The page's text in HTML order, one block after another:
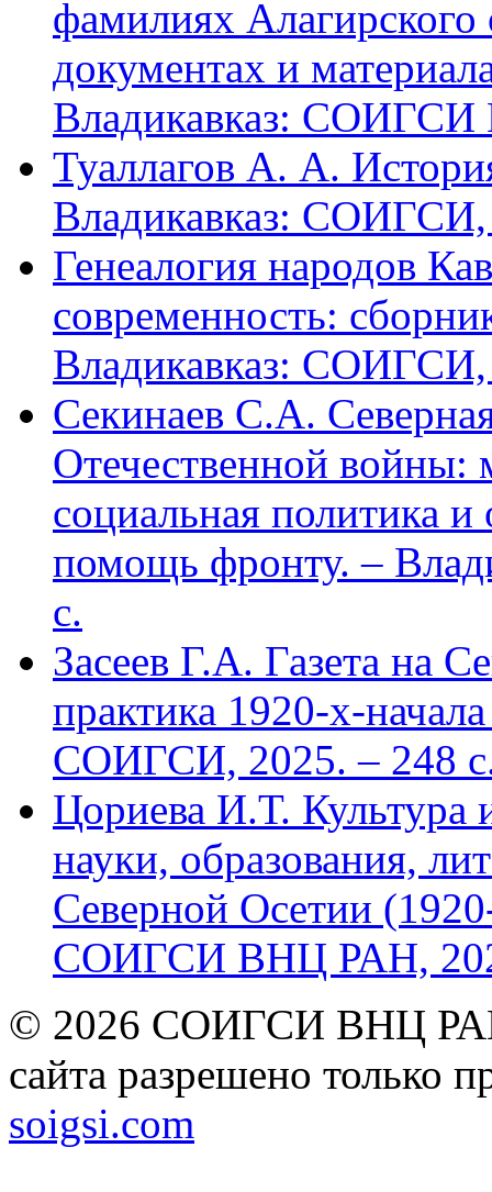
фамилиях
документах и
Владикавказ:
Туаллагов А. А.
Владикавказ: СОИГСИ,
Генеалогия народов
современность:
Владикавказ: СОИГСИ,
Секинаев С.А.
Отечественной войны:
социальная политика
помощь фронту. –
с.
Засеев Г.А. Газета на
практика 1920-х-
СОИГСИ, 2025. – 248
Цориева И.Т. Культура
науки, образования,
Северной Осетии
СОИГСИ ВНЦ РАН,
© 2026 СОИГСИ ВНЦ РАН
сайта разрешено только
soigsi.com